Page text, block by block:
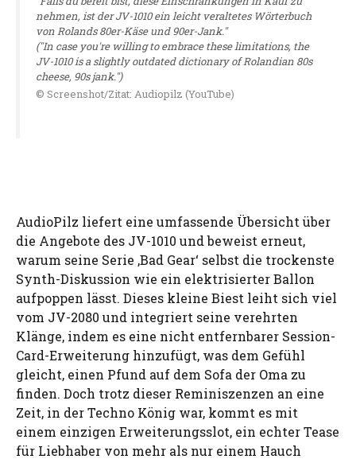
nehmen, ist der JV-1010 ein leicht veraltetes Wörterbuch
von Rolands 80er-Käse und 90er-Jank."
("In case you're willing to embrace these limitations, the
JV-1010 is a slightly outdated dictionary of Rolandian 80s
cheese, 90s jank.")
© Screenshot/Zitat: Audiopilz (YouTube)
AudioPilz liefert eine umfassende Übersicht über
die Angebote des JV-1010 und beweist erneut,
warum seine Serie ‚Bad Gear‘ selbst die trockenste
Synth-Diskussion wie ein elektrisierter Ballon
aufpoppen lässt. Dieses kleine Biest leiht sich viel
vom JV-2080 und integriert seine verehrten
Klänge, indem es eine nicht entfernbarer Session-
Card-Erweiterung hinzufügt, was dem Gefühl
gleicht, einen Pfund auf dem Sofa der Oma zu
finden. Doch trotz dieser Reminiszenzen an eine
Zeit, in der Techno König war, kommt es mit
einem einzigen Erweiterungsslot, ein echter Tease
für Liebhaber von mehr als nur einem Hauch